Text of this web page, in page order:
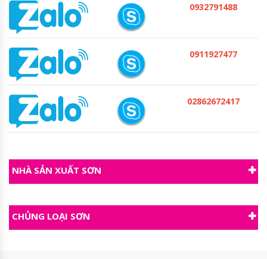
0932791488
0911927477
02862672417
NHÀ SẢN XUẤT SƠN
CHỦNG LOẠI SƠN